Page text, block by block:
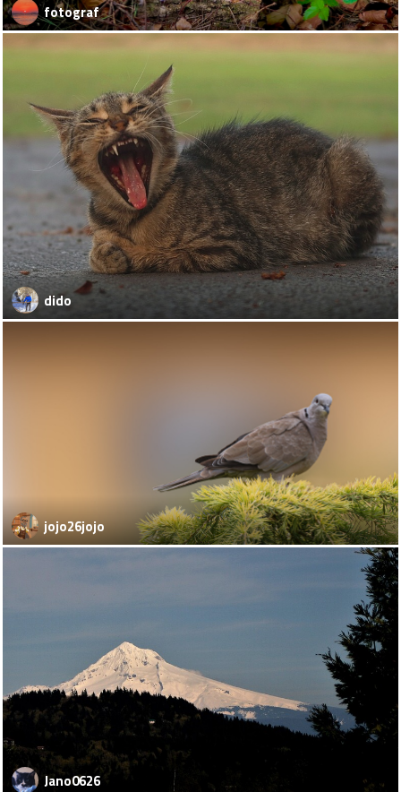
fotograf
dido
jojo26jojo
Jano0626